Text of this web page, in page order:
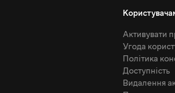
Активувати
Угода
Політика
Доступність
Видалення